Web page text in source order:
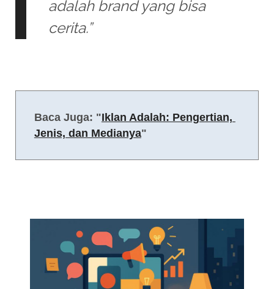
adalah brand yang bisa
cerita.”
Baca Juga: "Iklan Adalah: Pengertian,
Jenis, dan Medianya"